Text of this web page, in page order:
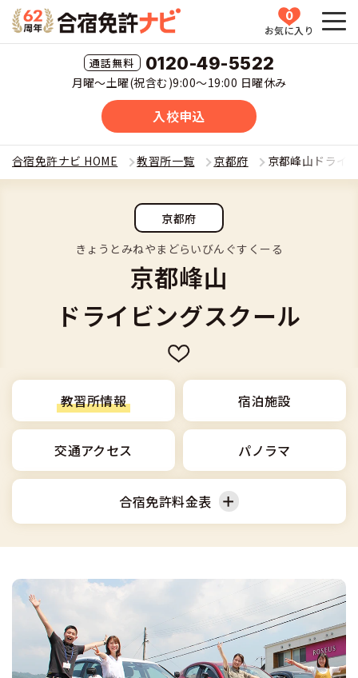
0
お気に入り
0120-49-5522
月曜〜土曜(祝含む)9:00〜19:00 日曜休み
入校申込
HOME
教習所一覧
運転免許の種類(車種)を選ぶ
普通二輪
中型車
大型車
けん引
中型二種
運転免許の種類(車種)
格安シーズン料金
出発地別おすすめ校
こだわり、テーマから探す
360度パノラマ教習所
教育訓練給付金制度
受験資格特例教習
お気に入りの教習所
合宿免許とは
安心・お得・早い・充実の合宿免許
合宿免許選びのアドバイス
合宿免許の入校までの流れ
合宿免許での免許取得の流れ
合宿免許一日の過ごし方
合宿に関わる料金について
合宿費用のお支払いについて
合宿免許に必要な持ち物
合宿免許に役立つ情報
合宿免許に役立つ情報
合宿免許で最短合格するには
高校生は運転免許を取れる？
免許取消・失効による再取得
冬・雪国の合宿免許は大丈夫？
みんなが選んだ合宿免許の条件
全国の運転免許試験場(免許センター)
本免学科試験問題に挑戦
合宿免許ナビについて
会社概要
会社沿革・歴史
個人情報の取扱い
特定商取引法に基づく表示
運転者適性診断
0120-49-5522
入校申込
合宿免許ナビ HOME 教習所一覧 京都府 京都峰山ドライ
京都府
きょうとみねやまどらいびんぐすくーる
京都峰山
ドライビングスクール
教習所情報 宿泊施設
交通アクセス パノラマ
合宿免許料金表
普通車 準中型車
大特 けん引